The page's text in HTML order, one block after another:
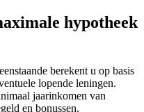
hypotheek
berekent u op basis
lopende leningen.
jaarinkomen van
en bonussen.